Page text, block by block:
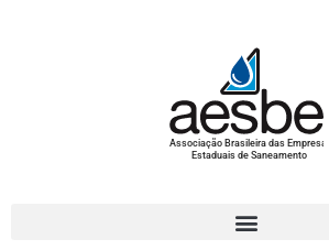
Associação Brasileira das Empresas
Estaduais de Saneamento